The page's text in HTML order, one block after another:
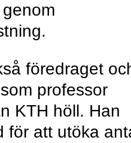
föredraget
professor
KTH höll. Han
för att utöka